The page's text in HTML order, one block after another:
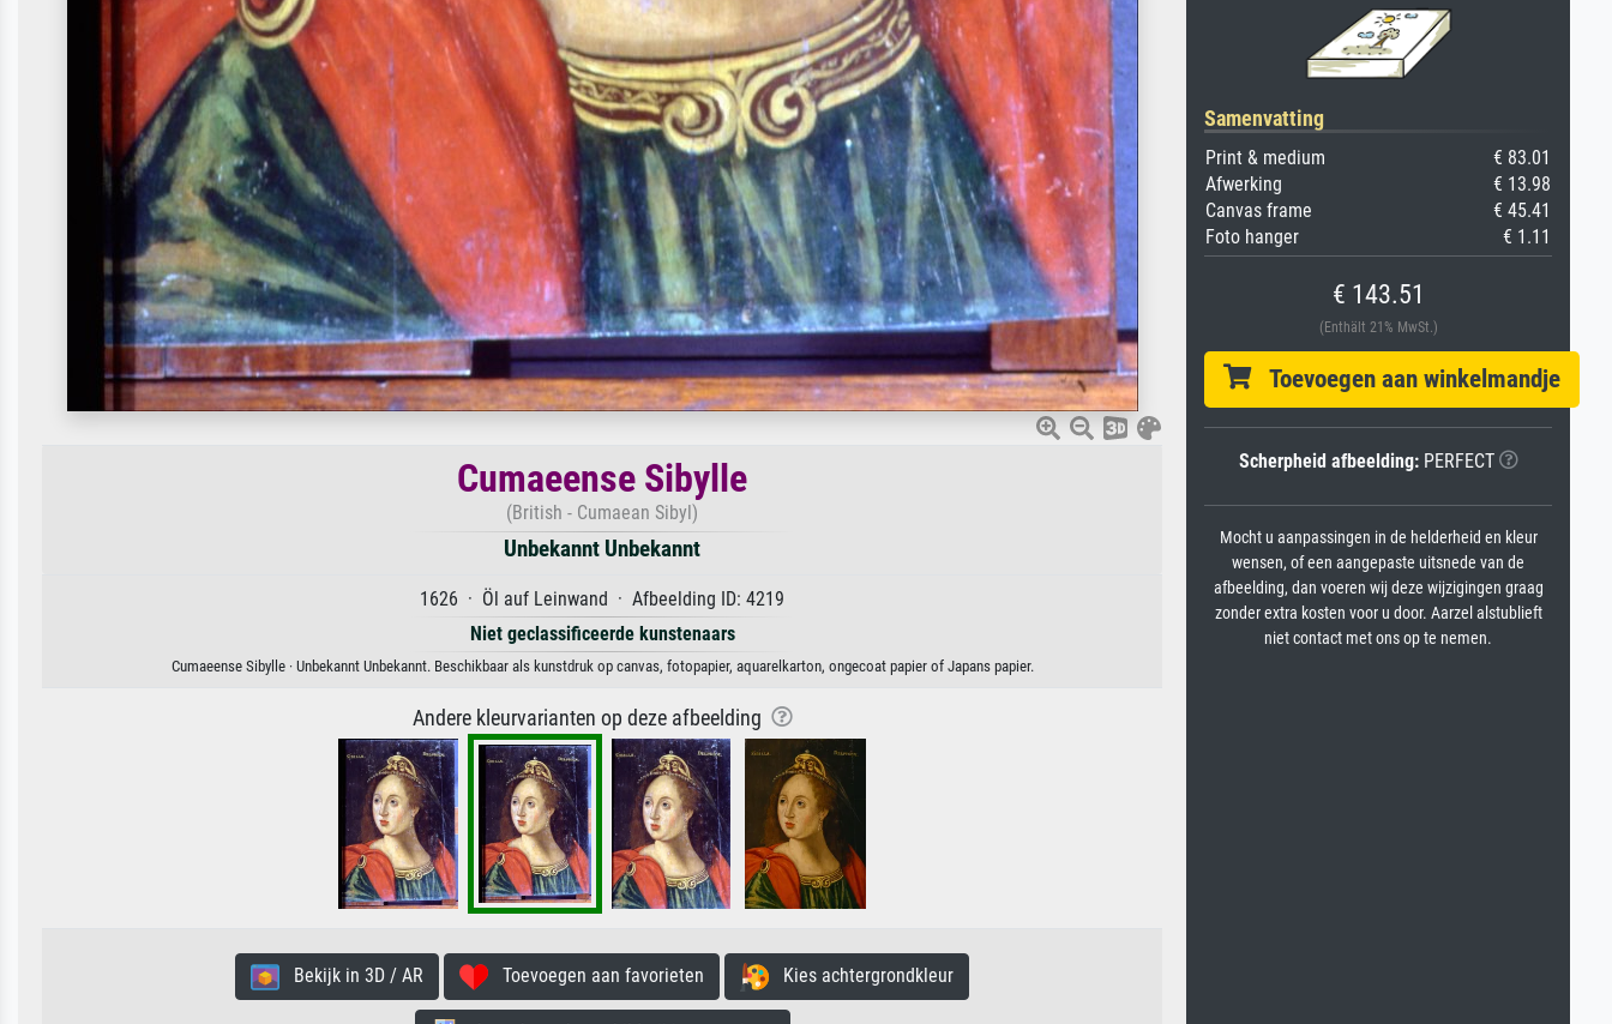
Cumaeense Sibylle
(British - Cumaean Sibyl)
Unbekannt Unbekannt
1626 · Öl auf Leinwand · Afbeelding ID: 4219
Niet geclassificeerde kunstenaars
Cumaeense Sibylle · Unbekannt Unbekannt. Beschikbaar als kunstdruk op canvas, fotopapier, aquarelkarton, ongecoat papier of Japans papier.
Andere kleurvarianten op deze afbeelding
Bekijk in 3D / AR Toevoegen aan favorieten Kies achtergrondkleur
Samenvatting
Print & medium
€ 83.01
Afwerking
€ 13.98
Canvas frame
€ 45.41
Foto hanger
€ 1.11
€ 143.51
(Enthält 21% MwSt.)
Toevoegen aan winkelmandje
Scherpheid afbeelding:PERFECT
Mocht u aanpassingen in de helderheid en kleur
wensen, of een aangepaste uitsnede van de
afbeelding, dan voeren wij deze wijzigingen graag
zonder extra kosten voor u door. Aarzel alstublieft
niet contact met ons op te nemen.